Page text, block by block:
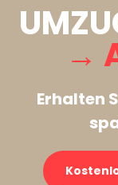
→
Erhalten